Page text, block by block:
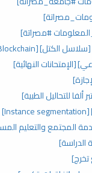
#مصراتة]
[سلاسل الكتل][Blockchain]
[الإمتحانات النهائية]
ألفا للتحاليل الطبية]
[Instance segmentation]
المجتمع والتعليم
الدراسة]